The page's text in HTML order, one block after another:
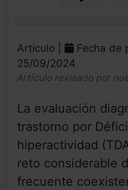
Artículo |
Fecha de
25/09/2024
Artículo revisado por
La evaluación
trastorno por
hiperactividad
reto considerable
frecuente